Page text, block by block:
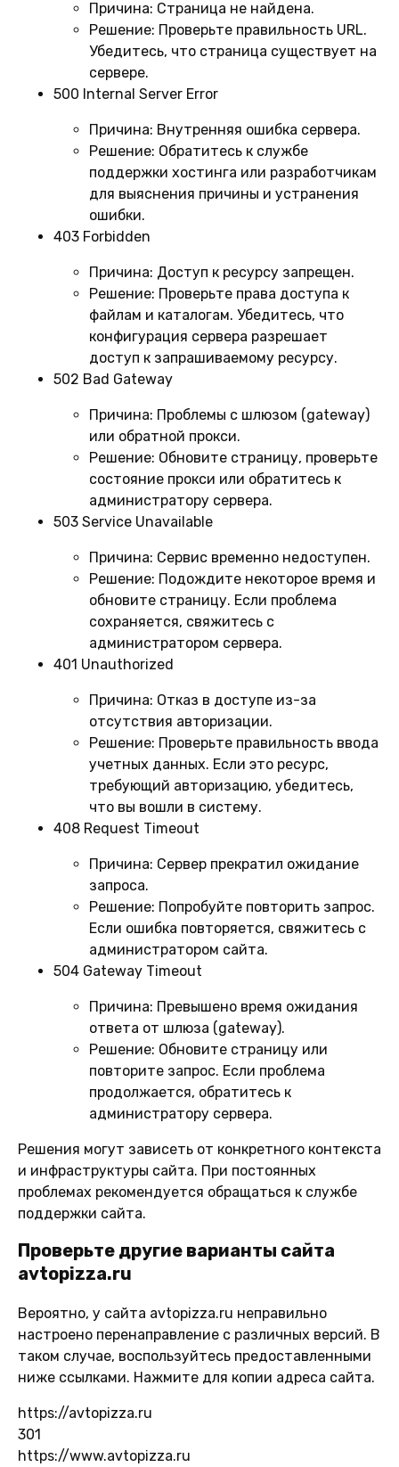
Причина: Страница не найдена.
Решение: Проверьте правильность URL.
Убедитесь, что страница существует на
сервере.
500 Internal Server Error
Причина: Внутренняя ошибка сервера.
Решение: Обратитесь к службе
поддержки хостинга или разработчикам
для выяснения причины и устранения
ошибки.
403 Forbidden
Причина: Доступ к ресурсу запрещен.
Решение: Проверьте права доступа к
файлам и каталогам. Убедитесь, что
конфигурация сервера разрешает
доступ к запрашиваемому ресурсу.
502 Bad Gateway
Причина: Проблемы с шлюзом (gateway)
или обратной прокси.
Решение: Обновите страницу, проверьте
состояние прокси или обратитесь к
администратору сервера.
503 Service Unavailable
Причина: Сервис временно недоступен.
Решение: Подождите некоторое время и
обновите страницу. Если проблема
сохраняется, свяжитесь с
администратором сервера.
401 Unauthorized
Причина: Отказ в доступе из-за
отсутствия авторизации.
Решение: Проверьте правильность ввода
учетных данных. Если это ресурс,
требующий авторизацию, убедитесь,
что вы вошли в систему.
408 Request Timeout
Причина: Сервер прекратил ожидание
запроса.
Решение: Попробуйте повторить запрос.
Если ошибка повторяется, свяжитесь с
администратором сайта.
504 Gateway Timeout
Причина: Превышено время ожидания
ответа от шлюза (gateway).
Решение: Обновите страницу или
повторите запрос. Если проблема
продолжается, обратитесь к
администратору сервера.
Решения могут зависеть от конкретного контекста
и инфраструктуры сайта. При постоянных
проблемах рекомендуется обращаться к службе
поддержки сайта.
Проверьте другие варианты сайта
avtopizza.ru
Вероятно, у сайта avtopizza.ru неправильно
настроено перенаправление с различных версий. В
таком случае, воспользуйтесь предоставленными
ниже ссылками. Нажмите для копии адреса сайта.
https://avtopizza.ru
301
https://www.avtopizza.ru